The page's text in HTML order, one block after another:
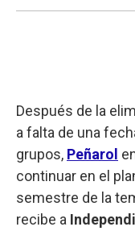
Después de la
a falta de una
grupos, Peñarol
continuar en el
semestre de la
recibe a